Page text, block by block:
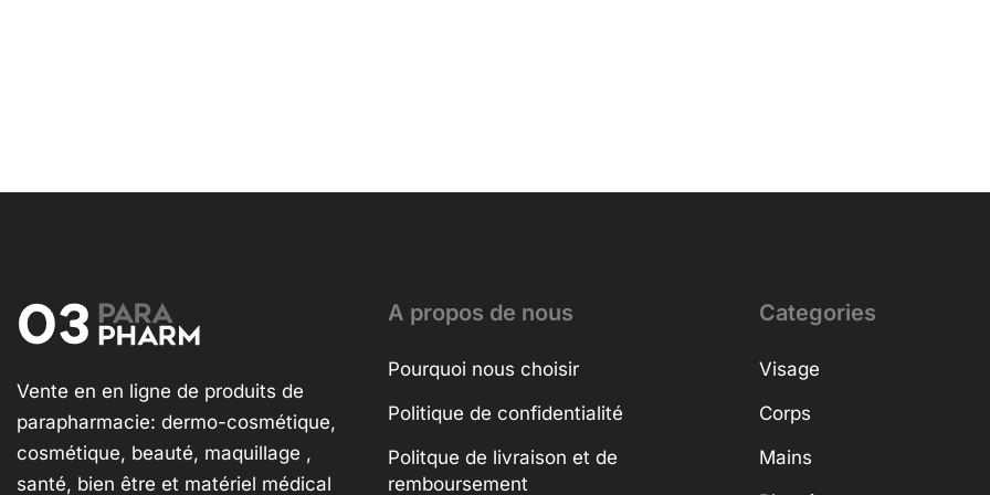
Vente en en ligne de produits de
parapharmacie: dermo-cosmétique,
cosmétique, beauté, maquillage ,
santé, bien être et matériel médical
A propos de nous
Pourquoi nous choisir
Politique de confidentialité
Politque de livraison et de
remboursement
Categories
Visage
Corps
Mains